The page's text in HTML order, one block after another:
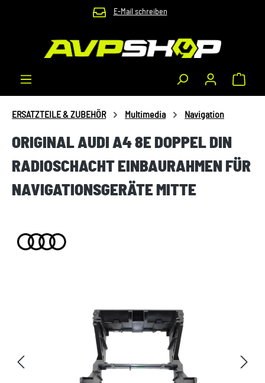
Zum Hauptinhalt springen E-Mail schreiben
ERSATZTEILE & ZUBEHÖR Multimedia Navigation
ORIGINAL AUDI A4 8E DOPPEL DIN
RADIOSCHACHT EINBAURAHMEN FÜR
NAVIGATIONSGERÄTE MITTE